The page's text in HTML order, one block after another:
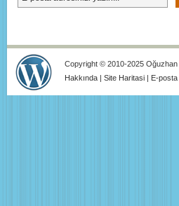
Copyright © 2010-2025 Oğuzhan
Hakkında | Site Haritasi | E-posta